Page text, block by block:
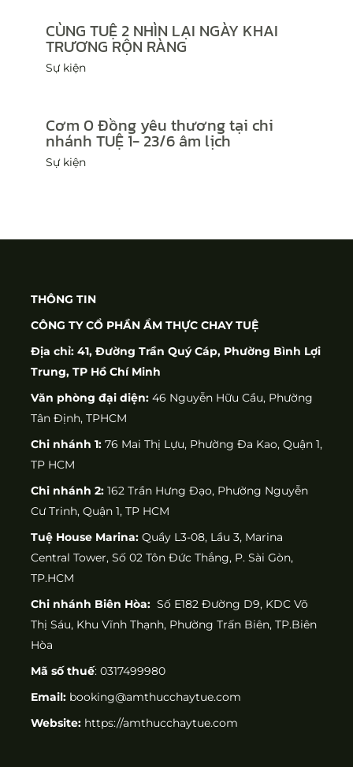
CÙNG TUỆ 2 NHÌN LẠI NGÀY KHAI
TRƯƠNG RỘN RÀNG
Sự kiện
Cơm 0 Đồng yêu thương tại chi
nhánh TUỆ 1- 23/6 âm lịch
Sự kiện
THÔNG TIN
CÔNG TY CỔ PHẦN ẨM THỰC CHAY TUỆ
Địa chỉ: 41, Đường Trần Quý Cáp, Phường Bình Lợi
Trung, TP Hồ Chí Minh
Văn phòng đại diện: 46 Nguyễn Hữu Cầu, Phường
Tân Định, TPHCM
Chi nhánh 1: 76 Mai Thị Lựu, Phường Đa Kao, Quận 1,
TP HCM
Chi nhánh 2: 162 Trần Hưng Đạo, Phường Nguyễn
Cư Trinh, Quận 1, TP HCM
Tuệ House Marina: Quầy L3-08, Lầu 3, Marina
Central Tower, Số 02 Tôn Đức Thắng, P. Sài Gòn,
TP.HCM
Chi nhánh Biên Hòa: Số E182 Đường D9, KDC Võ
Thị Sáu, Khu Vĩnh Thạnh, Phường Trấn Biên, TP.Biên
Hòa
Mã số thuế: 0317499980
Email: booking@amthucchaytue.com
Website: https://amthucchaytue.com